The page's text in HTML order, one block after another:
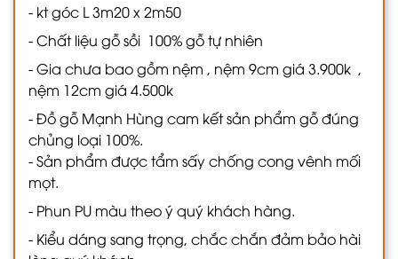
- kt góc L 3m20 x 2m50
- Chất liệu gỗ sồi 100% gỗ tự nhiên
- Gia chưa bao gồm nệm , nệm 9cm giá 3.900k ,
nệm 12cm giá 4.500k
- Đồ gỗ Mạnh Hùng cam kết sản phẩm gỗ đúng
chủng loại 100%.
- Sản phẩm được tẩm sấy chống cong vênh mối
mọt.
- Phun PU màu theo ý quý khách hàng.
- Kiểu dáng sang trọng, chắc chắn đảm bảo hài